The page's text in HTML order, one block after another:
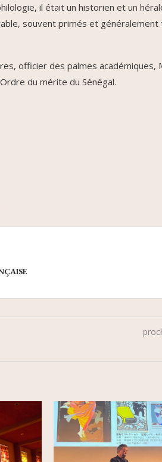
il était un historien et un
souvent primés et généralement
officier des palmes académiques,
du mérite du Sénégal.